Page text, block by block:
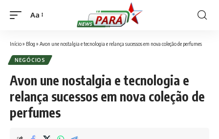
Font
Aa
Início» Blog » Avon une nostalgia e tecnologia e relança sucessos em nova coleção de perfumes
NEGÓCIOS
Avon une nostalgia e tecnologia e
relança sucessos em nova coleção de
perfumes